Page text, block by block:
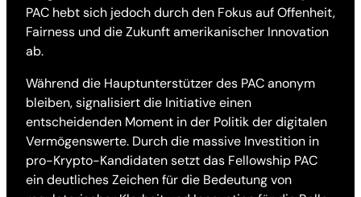
PAC hebt sich jedoch durch den Fokus auf Offenheit,
Fairness und die Zukunft amerikanischer Innovation
ab.
Während die Hauptunterstützer des PAC anonym
bleiben, signalisiert die Initiative einen
entscheidenden Moment in der Politik der digitalen
Vermögenswerte. Durch die massive Investition in
pro-Krypto-Kandidaten setzt das Fellowship PAC
ein deutliches Zeichen für die Bedeutung von